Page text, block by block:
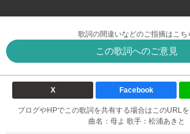
歌詞の間違いなどのご指摘はこち
この歌詞へのご意見
X Facebook
ブログやHPでこの歌詞を共有する場合はこのURL
曲名：母よ 歌手：松浦あきと